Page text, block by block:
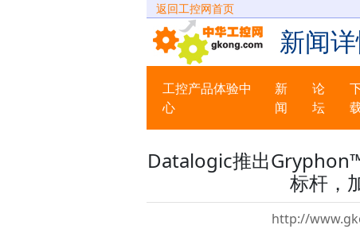
返回工控网首页
新闻
工控产品体验中
心
新
闻
论
坛
Datalogic推出
标杆，
http://